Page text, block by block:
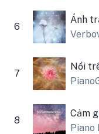
6
7
8
Cảm
Piano